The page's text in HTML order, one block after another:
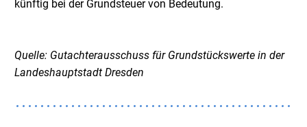
künftig bei der Grundsteuer von Bedeutung.
Quelle: Gutachterausschuss für Grundstückswerte in der
Landeshauptstadt Dresden